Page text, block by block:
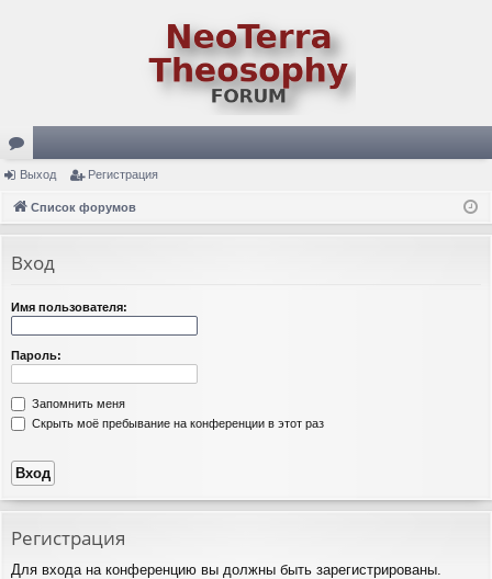
ор
ум
Выход Регистрация
Список форумов
Вход
Имя пользователя:
Пароль:
Запомнить меня
Скрыть моё пребывание на конференции в этот раз
Регистрация
Для входа на конференцию вы должны быть зарегистрированы.